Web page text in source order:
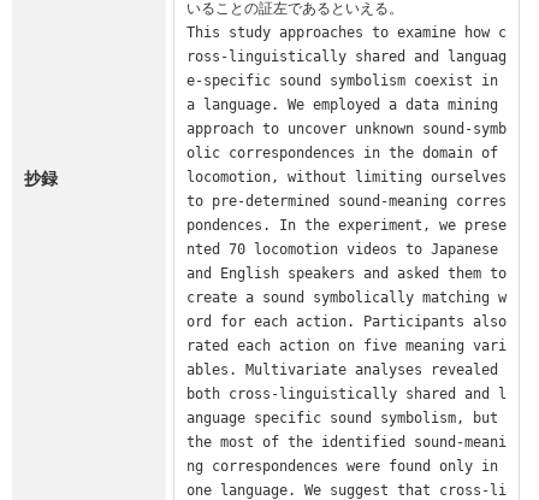
抄録
いることの証左であるといえる。
This study approaches to examine how c
ross-linguistically shared and languag
e-specific sound symbolism coexist in
a language. We employed a data mining
approach to uncover unknown sound-symb
olic correspondences in the domain of
locomotion, without limiting ourselves
to pre-determined sound-meaning corres
pondences. In the experiment, we prese
nted 70 locomotion videos to Japanese
and English speakers and asked them to
create a sound symbolically matching w
ord for each action. Participants also
rated each action on five meaning vari
ables. Multivariate analyses revealed
both cross-linguistically shared and l
anguage specific sound symbolism, but
the most of the identified sound-meani
ng correspondences were found only in
one language. We suggest that cross-li